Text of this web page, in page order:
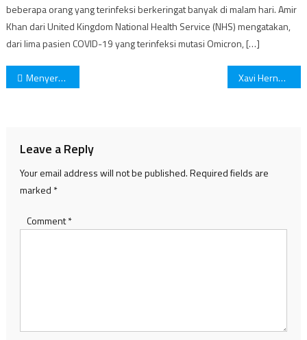
beberapa orang yang terinfeksi berkeringat banyak di malam hari. Amir
Khan dari United Kingdom National Health Service (NHS) mengatakan,
dari lima pasien COVID-19 yang terinfeksi mutasi Omicron, […]
Post
Menyerang Semua Kalangan Usia, Kenali Penyakit Gagal Jantung dan Cara Mengatasinya Xavi Hernandez Secara Resmi Menjadi Pelatih Barcelona
Leave a Reply
Your email address will not be published.Required fields are
marked *
Comment*